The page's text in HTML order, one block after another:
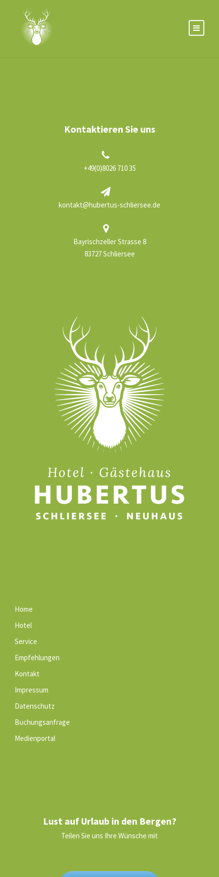
Kontaktieren Sie uns
+49(0)8026 710 35
kontakt@hubertus-schliersee.de
Bayrischzeller Strasse 8
83727 Schliersee
Home
Hotel
Service
Empfehlungen
Kontakt
Impressum
Datenschutz
Buchungsanfrage
Medienportal
Lust auf Urlaub in den Bergen?
Teilen Sie uns Ihre Wünsche mit